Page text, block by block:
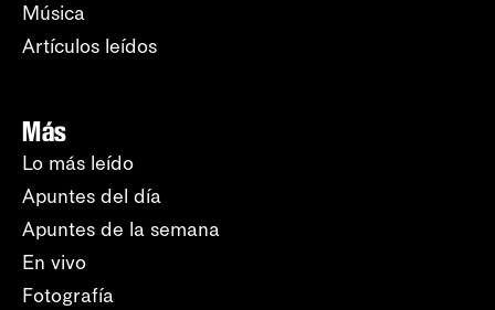
Música
Artículos leídos
Más
Lo más leído
Apuntes del día
Apuntes de la semana
En vivo
Fotografía